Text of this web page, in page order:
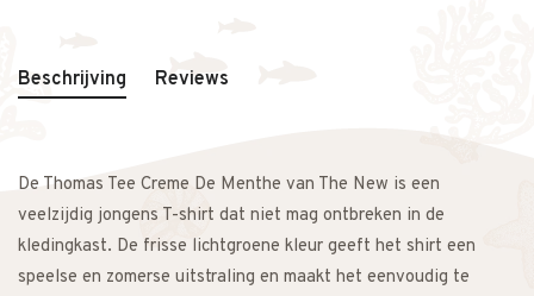
Beschrijving Reviews
De Thomas Tee Creme De Menthe van The New is een
veelzijdig jongens T-shirt dat niet mag ontbreken in de
kledingkast. De frisse lichtgroene kleur geeft het shirt een
speelse en zomerse uitstraling en maakt het eenvoudig te